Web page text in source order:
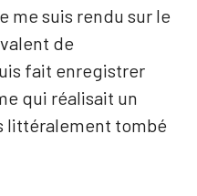
me suis rendu sur le
de
fait enregistrer
qui réalisait un
littéralement tombé